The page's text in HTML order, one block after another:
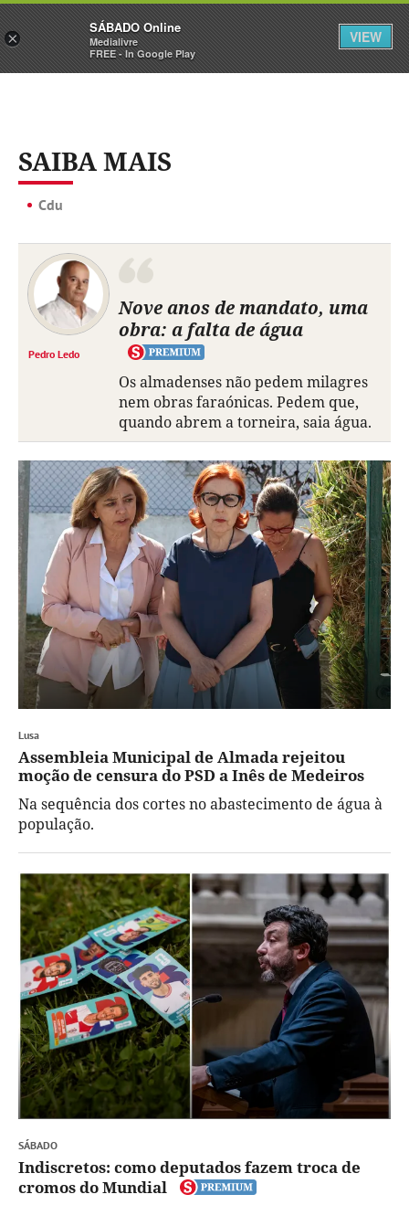
Sábado Assine Iniciar Sessão
SAIBA MAIS
Cdu
Pedro Ledo
Nove anos de mandato, uma
obra: a falta de água
Os almadenses não pedem milagres
nem obras faraónicas. Pedem que,
quando abrem a torneira, saia água.
Lusa
Assembleia Municipal de Almada rejeitou
moção de censura do PSD a Inês de Medeiros
Na sequência dos cortes no abastecimento de água à
população.
SÁBADO
Indiscretos: como deputados fazem troca de
cromos do Mundial
×
SÁBADO Online
Medialivre
FREE - In Google Play
VIEW